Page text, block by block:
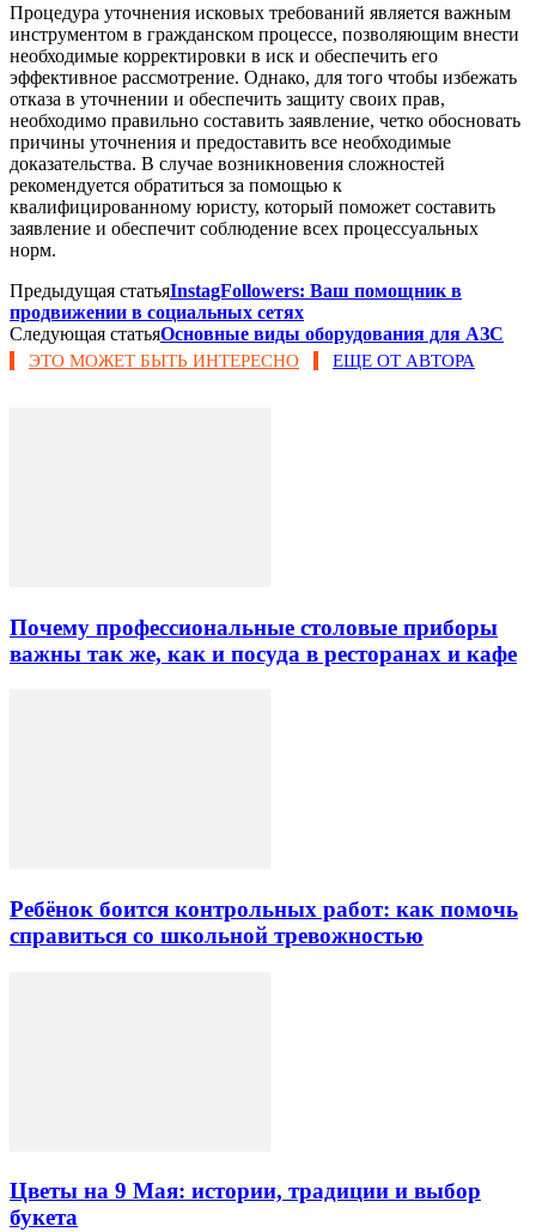
Процедура уточнения исковых требований является важным
инструментом в гражданском процессе, позволяющим внести
необходимые корректировки в иск и обеспечить его
эффективное рассмотрение. Однако, для того чтобы избежать
отказа в уточнении и обеспечить защиту своих прав,
необходимо правильно составить заявление, четко обосновать
причины уточнения и предоставить все необходимые
доказательства. В случае возникновения сложностей
рекомендуется обратиться за помощью к
квалифицированному юристу, который поможет составить
заявление и обеспечит соблюдение всех процессуальных
норм.
Предыдущая статьяInstagFollowers: Ваш помощник в
продвижении в социальных сетях
Следующая статьяОсновные виды оборудования для АЗС
ЭТО МОЖЕТ БЫТЬ ИНТЕРЕСНО ЕЩЕ ОТ АВТОРА
Почему профессиональные столовые приборы
важны так же, как и посуда в ресторанах и кафе
Ребёнок боится контрольных работ: как помочь
справиться со школьной тревожностью
Цветы на 9 Мая: истории, традиции и выбор
букета